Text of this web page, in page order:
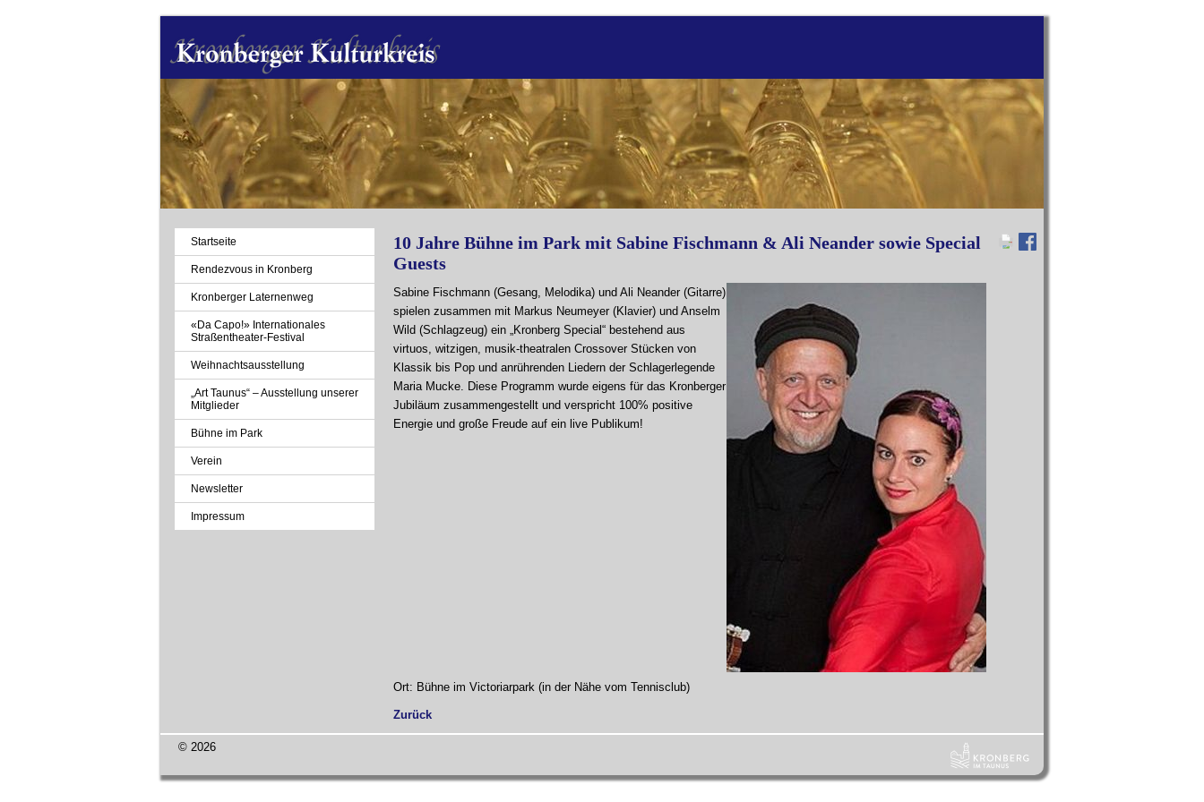
10 Jahre Bühne im Park mit Sabine Fischmann & Ali Neander sowie Special
Guests
Sabine Fischmann (Gesang, Melodika) und Ali Neander (Gitarre)
spielen zusammen mit Markus Neumeyer (Klavier) und Anselm
Wild (Schlagzeug) ein „Kronberg Special“ bestehend aus
virtuos, witzigen, musik-theatralen Crossover Stücken von
Klassik bis Pop und anrührenden Liedern der Schlagerlegende
Maria Mucke. Diese Programm wurde eigens für das Kronberger
Jubiläum zusammengestellt und verspricht 100% positive
Energie und große Freude auf ein live Publikum!
Ort: Bühne im Victoriarpark (in der Nähe vom Tennisclub)
Zurück
Navigation
überspringen
Startseite
Rendezvous in Kronberg
Kronberger Laternenweg
«Da Capo!» Internationales
Straßentheater-Festival
Weihnachtsausstellung
„Art Taunus“ – Ausstellung unserer
Mitglieder
Bühne im Park
Verein
Newsletter
Impressum
© 2026